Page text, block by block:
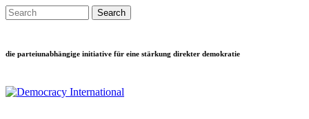
Direkt zum Inhalt
Search this site
die parteiunabhängige initiative für eine stärkung direkter demokratie